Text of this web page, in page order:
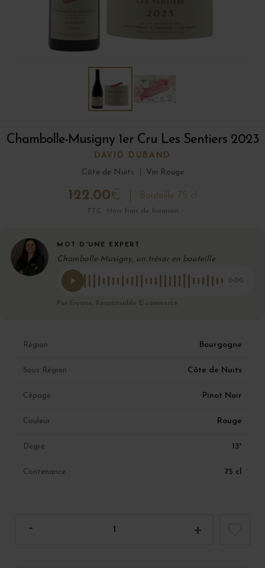
Chambolle-Musigny 1er Cru Les Sentiers 2023
DAVID DUBAND
Côte de Nuits
Vin Rouge
122.00€ Bouteille 75 cl
TTC · Hors frais de livraison
MOT D'UNE EXPERT
Chambolle-Musigny, un trésor en bouteille
0:00
Par Eryane, Responsable E-commerce
Région Bourgogne
Sous Région Côte de Nuits
Cépage Pinot Noir
Couleur Rouge
Degré 13°
Contenance 75 cl